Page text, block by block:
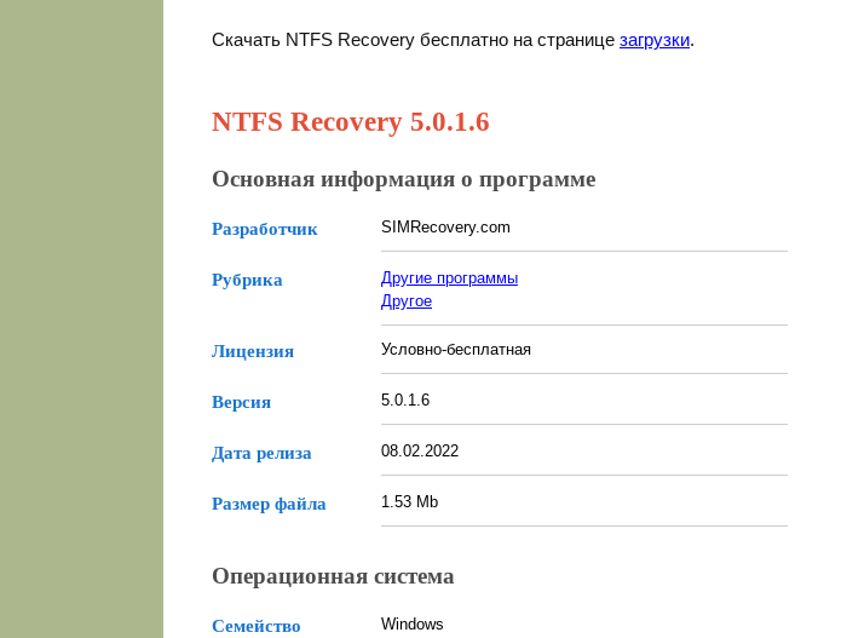
Скачать NTFS Recovery бесплатно на странице загрузки.
NTFS Recovery 5.0.1.6
Основная информация о программе
Разработчик SIMRecovery.com
Рубрика
Другие программы
Другое
Лицензия Условно-бесплатная
Версия 5.0.1.6
Дата релиза 08.02.2022
Размер файла 1.53 Mb
Операционная система
Семейство Windows